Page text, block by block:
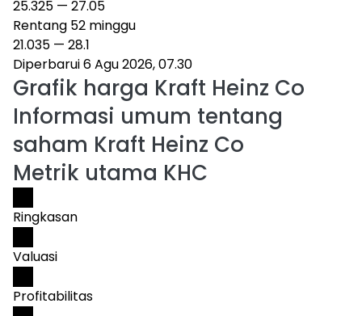
25.325 — 27.05
Rentang 52 minggu
21.035 — 28.1
Diperbarui 6 Agu 2026, 07.30
Grafik harga Kraft Heinz Co
Informasi umum tentang
saham Kraft Heinz Co
Metrik utama KHC
Ringkasan
Valuasi
Profitabilitas